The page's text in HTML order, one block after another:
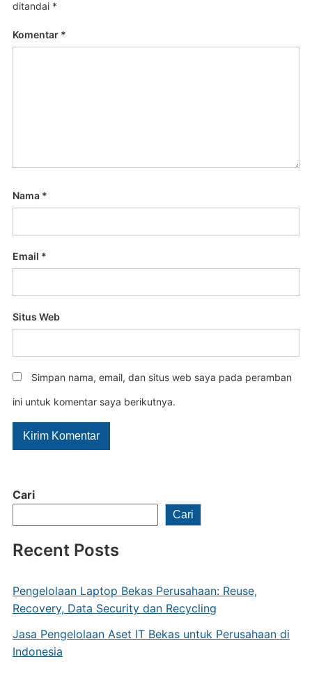
Cari
Cari
Recent Posts
Pengelolaan Laptop Bekas Perusahaan: Reuse,
Recovery, Data Security dan Recycling
Jasa Pengelolaan Aset IT Bekas untuk Perusahaan di
Indonesia
ditandai *
Komentar *
Nama *
Email *
Situs Web
Simpan nama, email, dan situs web saya pada peramban
ini untuk komentar saya berikutnya.